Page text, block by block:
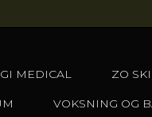
MEDICAL ZO
VOKSNING OG